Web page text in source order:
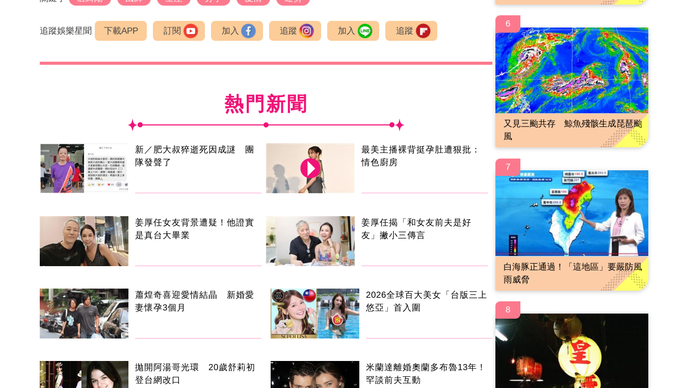
追蹤娛樂星聞 下載APP 訂閱 加入 追蹤 加入 追蹤
熱門新聞
新／肥大叔猝逝死因成謎 團
隊發聲了
最美主播裸背挺孕肚遭狠批：
情色廚房
姜厚任女友背景遭疑！他證實
是真台大畢業
姜厚任揭「和女友前夫是好
友」撇小三傳言
蕭煌奇喜迎愛情結晶 新婚愛
妻懷孕3個月
2026全球百大美女「台版三上
悠亞」首入圍
拋開阿湯哥光環 20歲舒莉初
登台網改口
米蘭達離婚奧蘭多布魯13年！
罕談前夫互動
6
又見三颱共存 鯨魚殘骸生成琵琶颱
風
7
白海豚正通過！「這地區」要嚴防風
雨威脅
8